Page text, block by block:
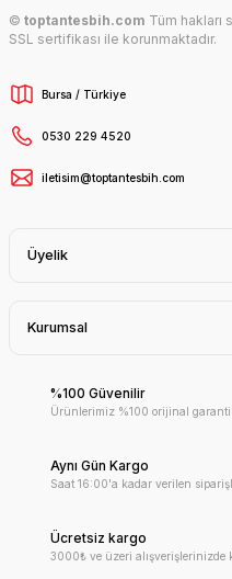
© toptantesbih.com Tüm hakları
SSL sertifikası ile korunmaktadır.
Bursa / Türkiye
0530 229 4520
iletisim@toptantesbih.com
Üyelik
Kurumsal
%100 Güvenilir
Ürünlerimiz %100 orijinal
Aynı Gün Kargo
Saat 16:00'a kadar verilen
Ücretsiz kargo
3000₺ ve üzeri alışverişlerinizde